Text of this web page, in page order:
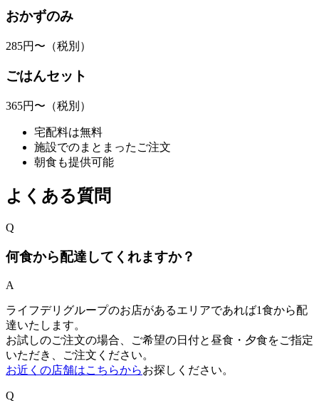
おかずのみ
285円〜 （税別）
ごはんセット
365円〜 （税別）
宅配料は無料
施設でのまとまったご注文
朝食も提供可能
よくある質問
Q
何食から配達してくれますか？
A
ライフデリグループのお店があるエリアであれば1食から配
達いたします。
お試しのご注文の場合、ご希望の日付と昼食・夕食をご指定
いただき、ご注文ください。
お近くの店舗はこちらからお探しください。
Q